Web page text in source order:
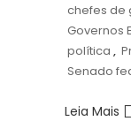
chefes de
Governos
política ,
Senado
Leia Mais